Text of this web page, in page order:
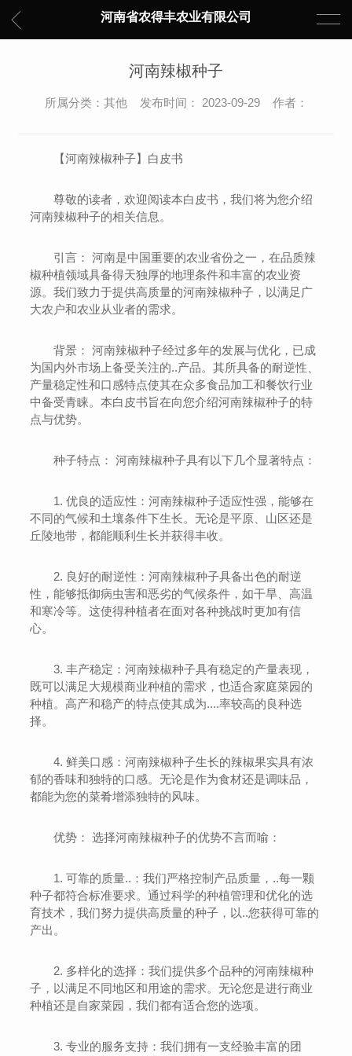
河南省农得丰农业有限公司
河南辣椒种子
所属分类：其他 发布时间： 2023-09-29 作者：
【河南辣椒种子】白皮书
尊敬的读者，欢迎阅读本白皮书，我们将为您介绍
河南辣椒种子的相关信息。
引言： 河南是中国重要的农业省份之一，在品质辣
椒种植领域具备得天独厚的地理条件和丰富的农业资
源。我们致力于提供高质量的河南辣椒种子，以满足广
大农户和农业从业者的需求。
背景： 河南辣椒种子经过多年的发展与优化，已成
为国内外市场上备受关注的..产品。其所具备的耐逆性、
产量稳定性和口感特点使其在众多食品加工和餐饮行业
中备受青睐。本白皮书旨在向您介绍河南辣椒种子的特
点与优势。
种子特点： 河南辣椒种子具有以下几个显著特点：
1. 优良的适应性：河南辣椒种子适应性强，能够在
不同的气候和土壤条件下生长。无论是平原、山区还是
丘陵地带，都能顺利生长并获得丰收。
2. 良好的耐逆性：河南辣椒种子具备出色的耐逆
性，能够抵御病虫害和恶劣的气候条件，如干旱、高温
和寒冷等。这使得种植者在面对各种挑战时更加有信
心。
3. 丰产稳定：河南辣椒种子具有稳定的产量表现，
既可以满足大规模商业种植的需求，也适合家庭菜园的
种植。高产和稳产的特点使其成为....率较高的良种选
择。
4. 鲜美口感：河南辣椒种子生长的辣椒果实具有浓
郁的香味和独特的口感。无论是作为食材还是调味品，
都能为您的菜肴增添独特的风味。
优势： 选择河南辣椒种子的优势不言而喻：
1. 可靠的质量..：我们严格控制产品质量，..每一颗
种子都符合标准要求。通过科学的种植管理和优化的选
育技术，我们努力提供高质量的种子，以..您获得可靠的
产出。
2. 多样化的选择：我们提供多个品种的河南辣椒种
子，以满足不同地区和用途的需求。无论您是进行商业
种植还是自家菜园，我们都有适合您的选项。
3. 专业的服务支持：我们拥有一支经验丰富的团